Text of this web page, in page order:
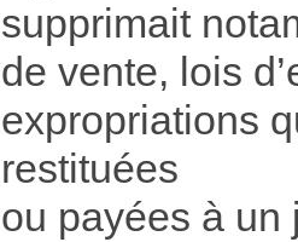
supprimait
de vente, lois
expropriations
restituées
ou payées à un